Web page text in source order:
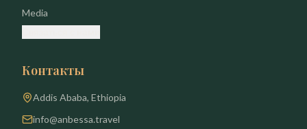
Media
Контакты
Addis Ababa, Ethiopia
info@anbessa.travel